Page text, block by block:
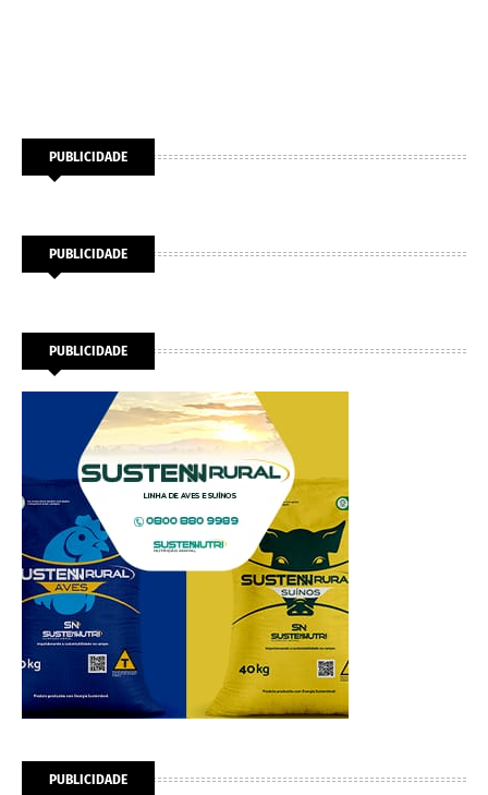
PUBLICIDADE
PUBLICIDADE
PUBLICIDADE
PUBLICIDADE